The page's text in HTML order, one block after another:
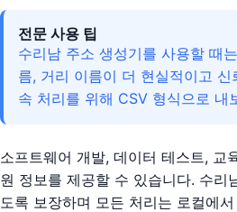
전문 사용 팁
수리남 주소 생성기를 사용할 때
름, 거리 이름이 더 현실적이고
속 처리를 위해 CSV 형식으로 내
소프트웨어 개발, 데이터 테스트, 교
원 정보를 제공할 수 있습니다. 수
도록 보장하며 모든 처리는 로컬에